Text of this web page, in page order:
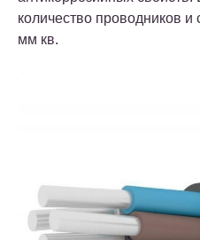
количество проводников
мм кв.